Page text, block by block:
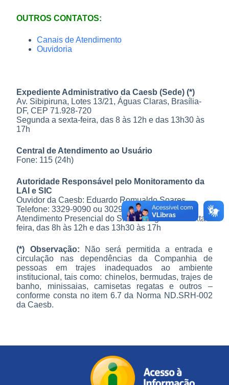
OUTROS CONTATOS:
Canais de Atendimento
Ouvidoria
Expediente Administrativo da Caesb (Sede) (*)
Av. Sibipiruna, Lotes 13/21, Águas Claras, Brasília-
DF, CEP 71.928-720
Segunda a sexta-feira, das 8 às 12h e das 13h30 às
17h
Central de Atendimento ao Usuário
Fone: 115 (24h)
Autoridade Responsável pelo Monitoramento da
LAI e SIC
Ouvidor da Caesb: Eduardo Romualdo Soares
Telefone: 3329-9090 ou 3029-8429
Atendimento Presencial do SIC:de segunda a sexta-
feira, das 8h às 12h e das 13h30 às 17h
(*) Observação: Não será permitida a entrada e
circulação nas dependências da Companhia de
pessoas em trajes inadequados ao ambiente
institucional, tais como: chinelos, bermudas, trajes de
banho, minissaias, camisetas regatas e outros –
conforme consta no item 6.7 da Norma ND.SRH-002
da Caesb.